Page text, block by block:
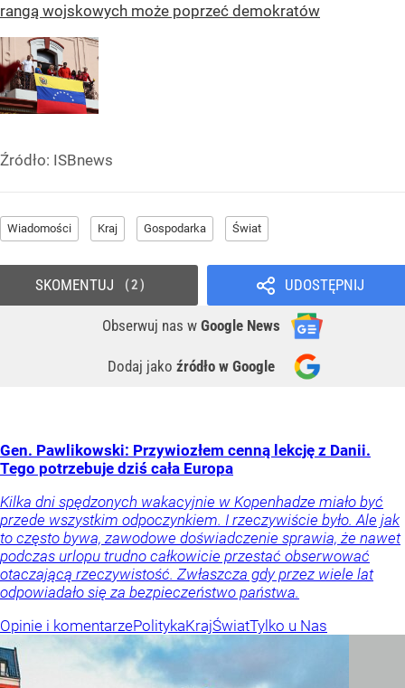
rangą wojskowych może poprzeć demokratów
Źródło: ISBnews
Wiadomości Kraj Gospodarka Świat
UDOSTĘPNIJ
Obserwuj nas w Google News
Dodaj jako źródło w Google
SKOMENTUJ 2
Gen. Pawlikowski: Przywiozłem cenną lekcję z Danii.
Tego potrzebuje dziś cała Europa
Kilka dni spędzonych wakacyjnie w Kopenhadze miało być
przede wszystkim odpoczynkiem. I rzeczywiście było. Ale jak
to często bywa, zawodowe doświadczenie sprawia, że nawet
podczas urlopu trudno całkowicie przestać obserwować
otaczającą rzeczywistość. Zwłaszcza gdy przez wiele lat
odpowiadało się za bezpieczeństwo państwa.
Opinie i komentarzePolitykaKrajŚwiatTylko u Nas